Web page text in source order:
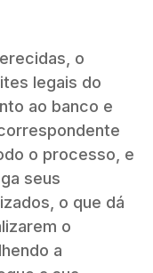
o
legais do
ao banco e
o processo, e
seus
o que dá
o
a